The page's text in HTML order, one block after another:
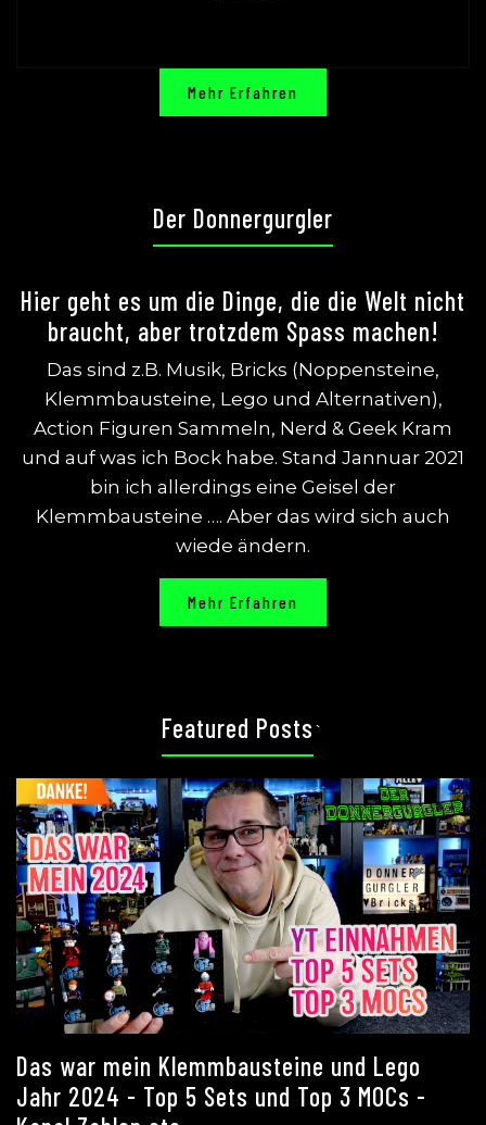
Mehr Erfahren
Der Donnergurgler
Hier geht es um die Dinge, die die Welt nicht
braucht, aber trotzdem Spass machen!
Das sind z.B. Musik, Bricks (Noppensteine,
Klemmbausteine, Lego und Alternativen),
Action Figuren Sammeln, Nerd & Geek Kram
und auf was ich Bock habe. Stand Jannuar 2021
bin ich allerdings eine Geisel der
Klemmbausteine …. Aber das wird sich auch
wiede ändern.
Mehr Erfahren
Featured Posts `
Das war mein Klemmbausteine und Lego
Jahr 2024 - Top 5 Sets und Top 3 MOCs -